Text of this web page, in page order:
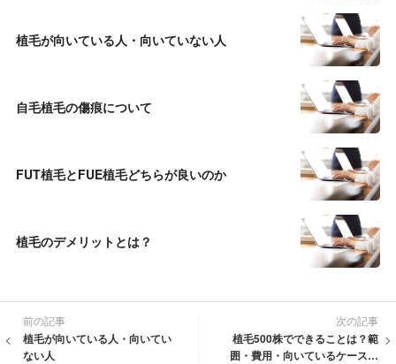
植毛が向いている人・向いていない人
自毛植毛の傷痕について
FUT植毛とFUE植毛どちらが良いのか
植毛のデメリットとは？
前の記事
植毛が向いている人・向いてい
ない人
次の記事
植毛500株でできることは？範
囲・費用・向いているケースを